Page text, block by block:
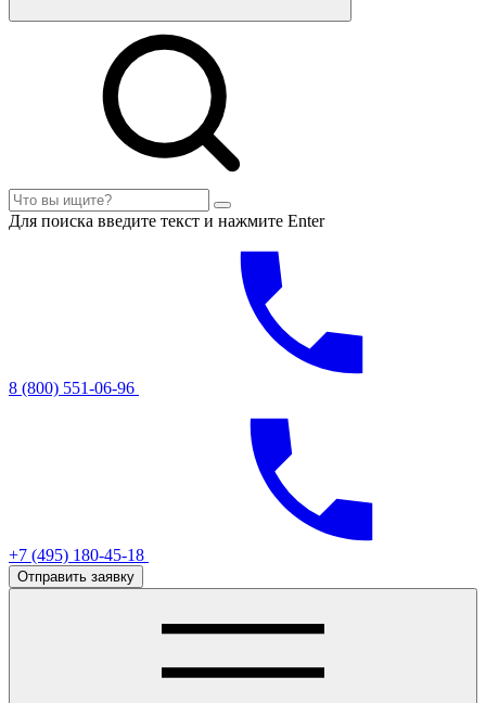
Для поиска введите текст и нажмите Enter
8 (800) 551-06-96
+7 (495) 180-45-18
Отправить заявку